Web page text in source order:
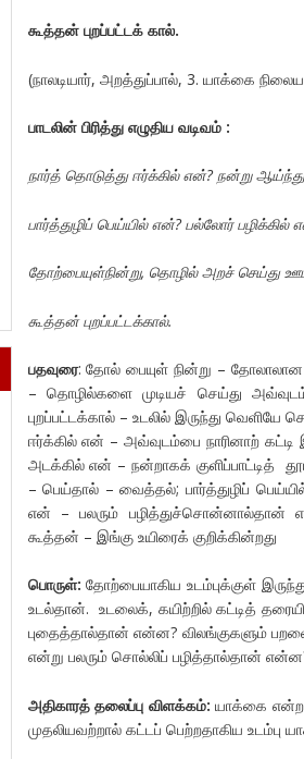
கூத்தன் புறப்பட்டக் கால்.
(நாலடியார், அறத்துப்பால், 3. யாக்கை
பாடலின் பிரித்து எழுதிய வடிவம் :
நார்த் தொடுத்து ஈர்க்கில் என்? நன்று
பார்த்துழிப் பெய்யில் என்? பல்லோர் பழிக்கில்
தோற்பையுள்நின்று, தொழில் அறச் செய்து
கூத்தன் புறப்பட்டக்கால்.
பதவுரை: தோல் பையுள் நின்று –
– தொழில்களை முடியச் செய்து
புறப்பட்டக்கால் – உடலில் இருந்து வெளியே
ஈர்க்கில் என் – அவ்வுடம்பை நாரினாற்
அடக்கில் என் – நன்றாகக் குளிப்பாட்டித்
– பெய்தால் – வைத்தல்; பார்த்துழிப்
என் – பலரும் பழித்துச்சொன்னால்தான்
கூத்தன் – இங்கு உயிரைக் குறிக்கின்றது
பொருள்:தோற்பையாகிய உடம்புக்குள்
உடல்தான். உடலைக், கயிற்றில் கட்டித்
புதைத்தால்தான் என்ன? விலங்குகளும்
என்று பலரும் சொல்லிப் பழித்தால்தான்
அதிகாரத் தலைப்பு விளக்கம்:யாக்கை
முதலியவற்றால் கட்டப் பெற்றதாகிய உடம்பு